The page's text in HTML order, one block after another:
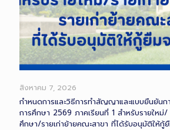
สิงหาคม 7, 2026
กำหนดการและวิธีการทำสัญญาและแบบยืนยันก
การศึกษา 2569 ภาคเรียนที่ 1 สำหรับรายใหม่/
ศึกษา/รายเก่าย้ายคณะสาขา ที่ได้รับอนุมัติให้กู้